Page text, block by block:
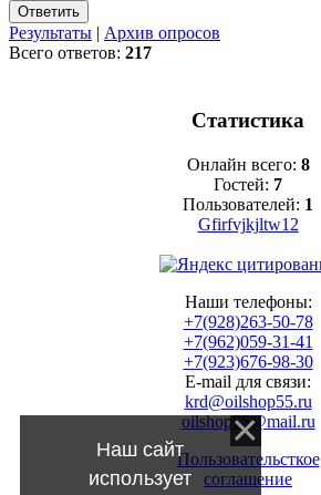
Результаты | Архив опросов
Всего ответов: 217
Статистика
Онлайн всего: 8
Гостей: 7
Пользователей: 1
Gfirfvjkjltw12
Наши телефоны:
+7(928)263-50-78
+7(962)059-31-41
+7(923)676-98-30
E-mail для связи:
krd@oilshop55.ru
oilshop55@mail.ru
Пользовательсткое
соглашение
Наш сайт
использует